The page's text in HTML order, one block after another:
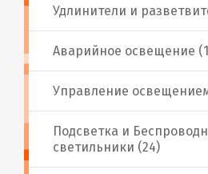
Аварийное освещение
Подсветка и
светильники (24)
Удлинители и
Управление